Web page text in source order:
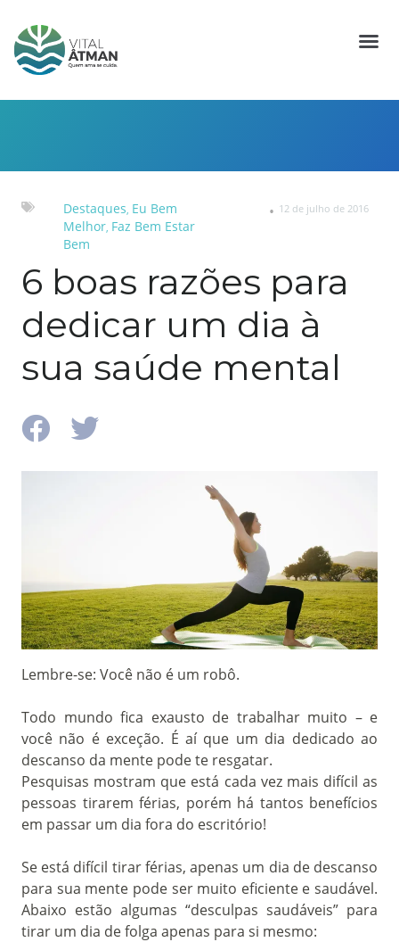
Destaques, Eu Bem
Melhor, Faz Bem Estar
Bem
12 de julho de 2016
6 boas razões para
dedicar um dia à
sua saúde mental
Lembre-se: Você não é um robô.
Todo mundo fica exausto de trabalhar muito – e
você não é exceção. É aí que um dia dedicado ao
descanso da mente pode te resgatar.
Pesquisas mostram que está cada vez mais difícil as
pessoas tirarem férias, porém há tantos benefícios
em passar um dia fora do escritório!
Se está difícil tirar férias, apenas um dia de descanso
para sua mente pode ser muito eficiente e saudável.
Abaixo estão algumas “desculpas saudáveis” ​​para
tirar um dia de folga apenas para si mesmo: